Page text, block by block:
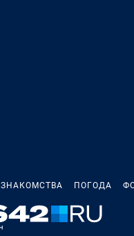
ЗНАКОМСТВА ПОГОДА